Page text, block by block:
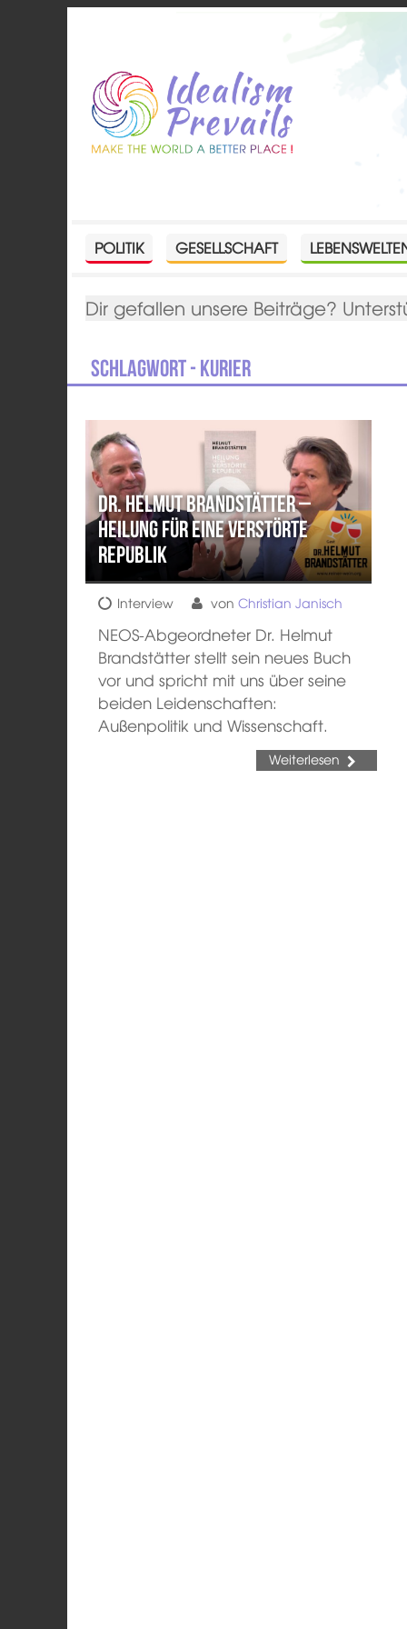
POLITIK GESELLSCHAFT
Dir gefallen unsere Beiträge?
Schlagwort - Kurier
Dr. Helmut Brandstätter –
Heilung für eine verstörte
Republik
Interview vonChristian Janisch
NEOS-Abgeordneter Dr. Helmut
Brandstätter stellt sein neues Buch
vor und spricht mit uns über seine
beiden Leidenschaften:
Außenpolitik und Wissenschaft.
Weiterlesen